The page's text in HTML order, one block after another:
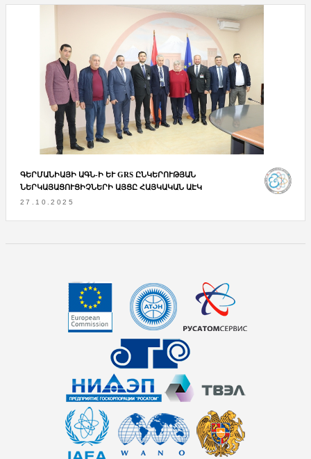
ԳԵՐՄԱՆԻԱՅԻ ԱԳՆ-Ի ԵՒ GRS ԸՆԿԵՐՈՒԹՅԱՆ Ն
ԵՐԿԱՅԱՑՈՒՑԻՉՆԵՐԻ ԱՅՑԸ ՀԱՅԿԱԿԱՆ ԱԷԿ
27.10.2025